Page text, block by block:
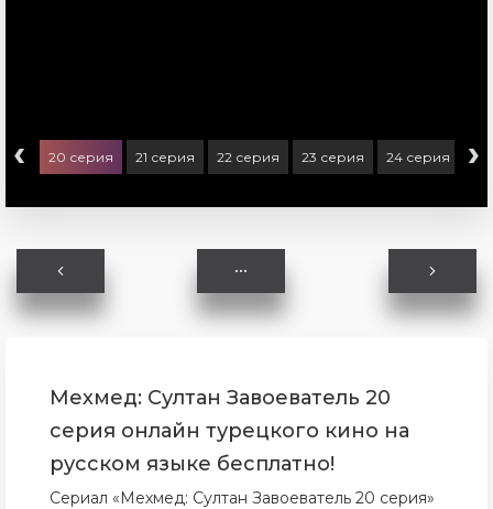
‹ 20 серия 21 серия 22 серия 23 серия 24 серия 25
›
Мехмед: Султан Завоеватель 20
серия онлайн турецкого кино на
русском языке бесплатно!
Сериал «Мехмед: Султан Завоеватель 20 серия»